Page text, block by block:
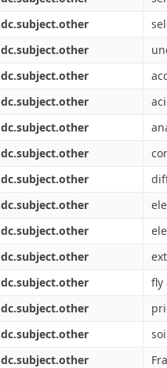
dc.subject.other
dc.subject.other
dc.subject.other
dc.subject.other
dc.subject.other
dc.subject.other
dc.subject.other
dc.subject.other
dc.subject.other
dc.subject.other
dc.subject.other
fly
dc.subject.other
dc.subject.other
dc.subject.other